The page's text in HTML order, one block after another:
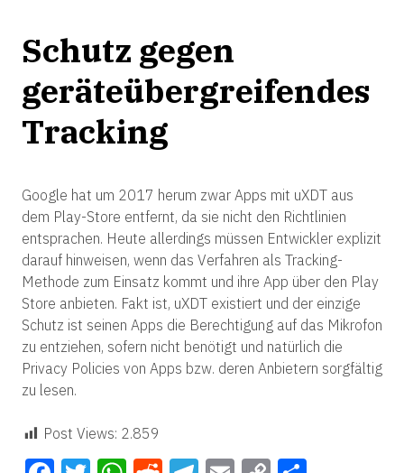
Schutz gegen
geräteübergreifendes
Tracking
Google hat um 2017 herum zwar Apps mit uXDT aus
dem Play-Store entfernt, da sie nicht den Richtlinien
entsprachen. Heute allerdings müssen Entwickler explizit
darauf hinweisen, wenn das Verfahren als Tracking-
Methode zum Einsatz kommt und ihre App über den Play
Store anbieten. Fakt ist, uXDT existiert und der einzige
Schutz ist seinen Apps die Berechtigung auf das Mikrofon
zu entziehen, sofern nicht benötigt und natürlich die
Privacy Policies von Apps bzw. deren Anbietern sorgfältig
zu lesen.
Post Views: 2.859